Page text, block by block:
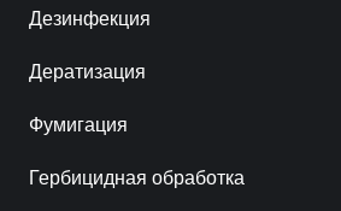
Дезинфекция
Дератизация
Фумигация
Гербицидная обработка